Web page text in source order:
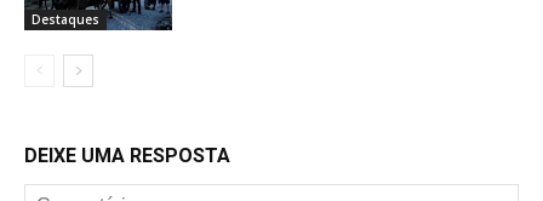
Destaques
DEIXE UMA RESPOSTA